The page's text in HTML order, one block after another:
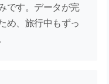
です。データが完
め、旅行中もずっ